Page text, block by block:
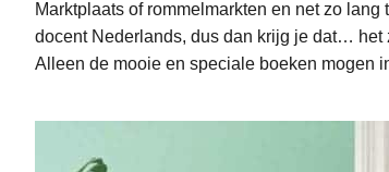
Marktplaats of rommelmarkten en net zo
docent Nederlands, dus dan krijg je dat…
Alleen de mooie en speciale boeken mogen